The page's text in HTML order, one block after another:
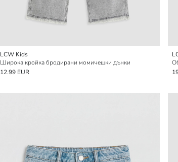
LCW Kids
Широка кройка бродирани момичешки дънки
12.99 EUR